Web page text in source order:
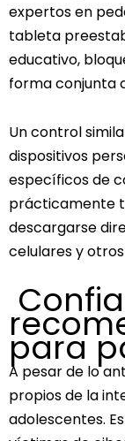
expertos en
tableta
educativo,
forma conjunta
Un control
dispositivos
específicos de
prácticamente
descargarse
celulares y
para
A pesar de lo
propios de la
adolescentes.